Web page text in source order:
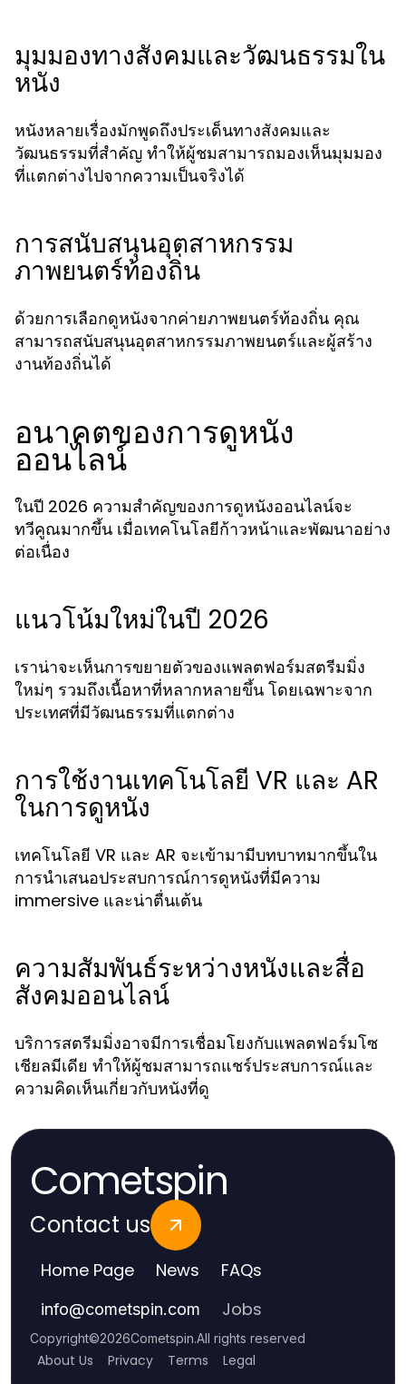
มุมมองทางสังคมและวัฒนธรรมใน
หนัง
หนังหลายเรื่องมักพูดถึงประเด็นทางสังคมและ
วัฒนธรรมที่สำคัญ ทำให้ผู้ชมสามารถมองเห็นมุมมอง
ที่แตกต่างไปจากความเป็นจริงได้
การสนับสนุนอุตสาหกรรม
ภาพยนตร์ท้องถิ่น
ด้วยการเลือกดูหนังจากค่ายภาพยนตร์ท้องถิ่น คุณ
สามารถสนับสนุนอุตสาหกรรมภาพยนตร์และผู้สร้าง
งานท้องถิ่นได้
อนาคตของการดูหนัง
ออนไลน์
ในปี 2026 ความสำคัญของการดูหนังออนไลน์จะ
ทวีคูณมากขึ้น เมื่อเทคโนโลยีก้าวหน้าและพัฒนาอย่าง
ต่อเนื่อง
แนวโน้มใหม่ในปี 2026
เราน่าจะเห็นการขยายตัวของแพลตฟอร์มสตรีมมิ่ง
ใหม่ๆ รวมถึงเนื้อหาที่หลากหลายขึ้น โดยเฉพาะจาก
ประเทศที่มีวัฒนธรรมที่แตกต่าง
การใช้งานเทคโนโลยี VR และ AR
ในการดูหนัง
เทคโนโลยี VR และ AR จะเข้ามามีบทบาทมากขึ้นใน
การนำเสนอประสบการณ์การดูหนังที่มีความ
immersive และน่าตื่นเต้น
ความสัมพันธ์ระหว่างหนังและสื่อ
สังคมออนไลน์
บริการสตรีมมิ่งอาจมีการเชื่อมโยงกับแพลตฟอร์มโซ
เชียลมีเดีย ทำให้ผู้ชมสามารถแชร์ประสบการณ์และ
ความคิดเห็นเกี่ยวกับหนังที่ดู
Cometspin
Contact us
Home Page News FAQs
info@cometspin.com Jobs
Copyright©2026Cometspin.All rights reserved
About Us Privacy Terms Legal